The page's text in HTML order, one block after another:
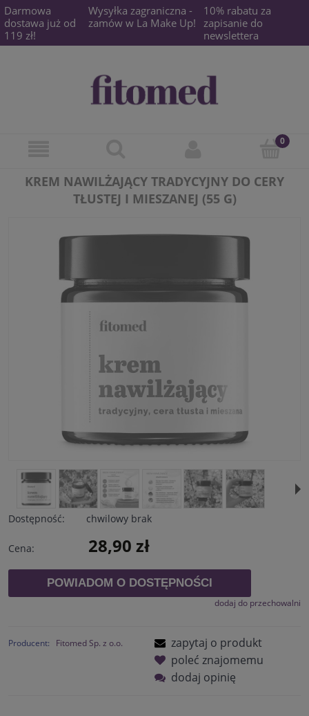
Darmowa
dostawa już od
119 zł!
Wysyłka zagraniczna -
zamów w La Make Up!
10% rabatu za
zapisanie do
newslettera
KREM NAWILŻAJĄCY TRADYCYJNY DO CERY
TŁUSTEJ I MIESZANEJ (55 G)
Dostępność: chwilowy brak
Cena: 28,90 zł
POWIADOM O DOSTĘPNOŚCI
dodaj do przechowalni
Producent: Fitomed Sp. z o.o.
zapytaj o produkt
poleć znajomemu
dodaj opinię